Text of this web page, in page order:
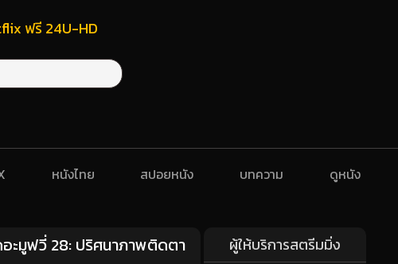
ฟรี 24U-HD
หนังไทย สปอยหนัง บทความ ดูหนัง
ะมูฟวี่ 28: ปริศนาภาพติดตา
ผู้ให้บริการสตรีมมิ่ง